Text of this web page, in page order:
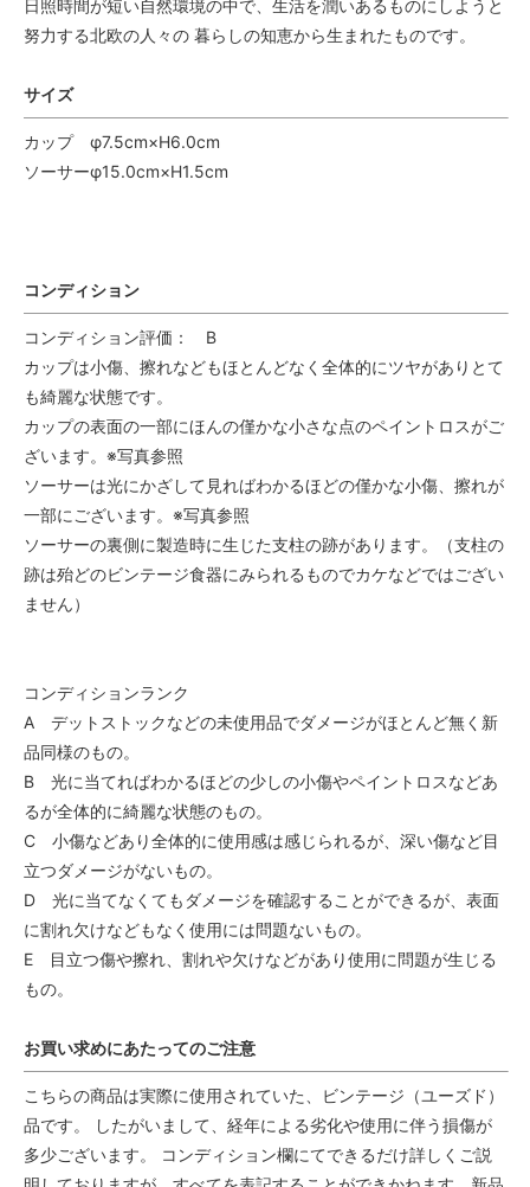
日照時間が短い自然環境の中で、生活を潤いあるものにしようと
努力する北欧の人々の 暮らしの知恵から生まれたものです。
サイズ
カップ φ7.5cm×H6.0cm
ソーサーφ15.0cm×H1.5cm
コンディション
コンディション評価： B
カップは小傷、擦れなどもほとんどなく全体的にツヤがありとて
も綺麗な状態です。
カップの表面の一部にほんの僅かな小さな点のペイントロスがご
ざいます。※写真参照
ソーサーは光にかざして見ればわかるほどの僅かな小傷、擦れが
一部にございます。※写真参照
ソーサーの裏側に製造時に生じた支柱の跡があります。（支柱の
跡は殆どのビンテージ食器にみられるものでカケなどではござい
ません）
コンディションランク
A デットストックなどの未使用品でダメージがほとんど無く新
品同様のもの。
B 光に当てればわかるほどの少しの小傷やペイントロスなどあ
るが全体的に綺麗な状態のもの。
C 小傷などあり全体的に使用感は感じられるが、深い傷など目
立つダメージがないもの。
D 光に当てなくてもダメージを確認することができるが、表面
に割れ欠けなどもなく使用には問題ないもの。
E 目立つ傷や擦れ、割れや欠けなどがあり使用に問題が生じる
もの。
お買い求めにあたってのご注意
こちらの商品は実際に使用されていた、ビンテージ（ユーズド）
品です。 したがいまして、経年による劣化や使用に伴う損傷が
多少ございます。 コンディション欄にてできるだけ詳しくご説